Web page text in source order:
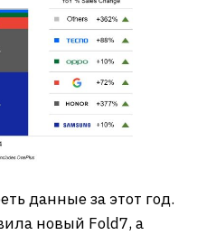
данные за этот год.
новый Fold7, а